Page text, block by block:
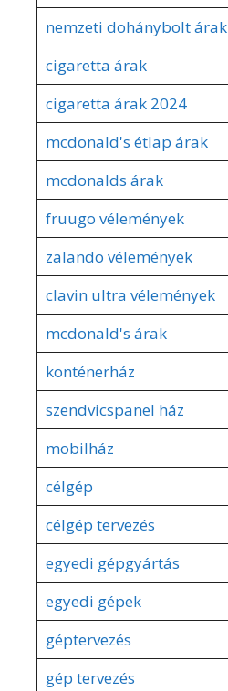
nemzeti dohánybolt árak
cigaretta árak
cigaretta árak 2024
mcdonald's étlap árak
mcdonalds árak
fruugo vélemények
zalando vélemények
clavin ultra vélemények
mcdonald's árak
konténerház
szendvicspanel ház
mobilház
célgép
célgép tervezés
egyedi gépgyártás
egyedi gépek
géptervezés
gép tervezés